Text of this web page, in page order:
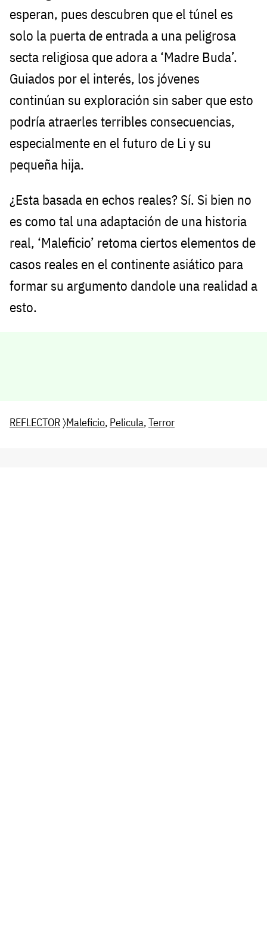
esperan, pues descubren que el túnel es
solo la puerta de entrada a una peligrosa
secta religiosa que adora a ‘Madre Buda’.
Guiados por el interés, los jóvenes
continúan su exploración sin saber que esto
podría atraerles terribles consecuencias,
especialmente en el futuro de Li y su
pequeña hija.
¿Esta basada en echos reales? Sí. Si bien no
es como tal una adaptación de una historia
real, ‘Maleficio’ retoma ciertos elementos de
casos reales en el continente asiático para
formar su argumento dandole una realidad a
esto.
REFLECTOR〉Maleficio, Pelicula,Terror